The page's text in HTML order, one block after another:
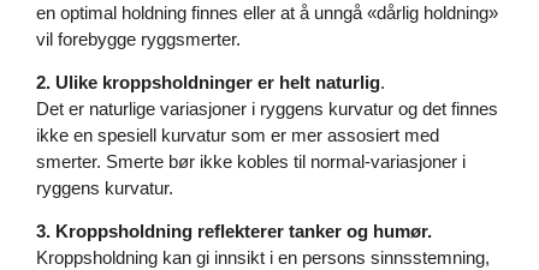
en optimal holdning finnes eller at å unngå «dårlig holdning»
vil forebygge ryggsmerter.
2. Ulike kroppsholdninger er helt naturlig.
Det er naturlige variasjoner i ryggens kurvatur og det finnes
ikke en spesiell kurvatur som er mer assosiert med
smerter. Smerte bør ikke kobles til normal-variasjoner i
ryggens kurvatur.
3. Kroppsholdning reflekterer tanker og humør.
Kroppsholdning kan gi innsikt i en persons sinnsstemning,